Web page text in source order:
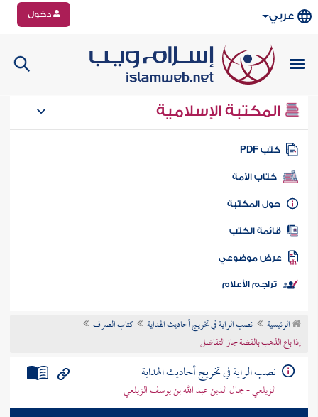
عربي دخول
المكتبة الإسلامية
كتب PDF
كتاب الأمة
المكتبة
الكتب
موضوعي
تراجم الأعلام
الرئيسية نصب الراية في تخريج أحاديث الهداية
كتاب الصرف
إذا باع الذهب بالفضة جاز التفاضل
نصب الراية في تخريج أحاديث الهداية
الزيلعي - جمال الدين عبد الله بن يوسف الزيلعي